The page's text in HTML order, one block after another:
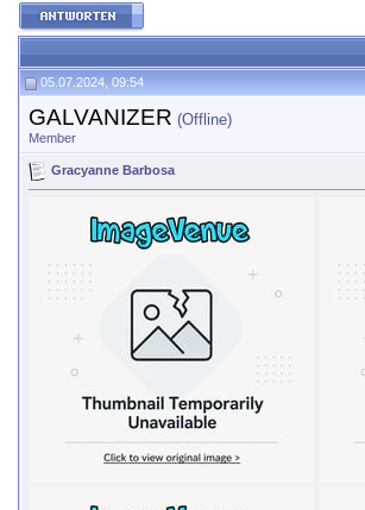
05.07.2024, 09:54
GALVANIZER (Offline)
Member
Gracyanne Barbosa